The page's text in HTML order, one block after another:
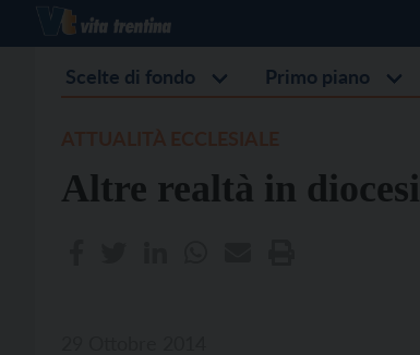
Scelte di fondo Primo piano
Altre realtà in diocesi